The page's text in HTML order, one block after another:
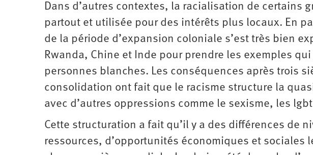
Dans d’autres contextes, la racialisation de certains
partout et utilisée pour des intérêts plus locaux. En
de la période d’expansion coloniale s’est très bien
Rwanda, Chine et Inde pour prendre les exemples
personnes blanches. Les conséquences après trois
consolidation ont fait que le racisme structure la
avec d’autres oppressions comme le sexisme, les
Cette structuration a fait qu’il y a des différences de
ressources, d’opportunités économiques et sociales